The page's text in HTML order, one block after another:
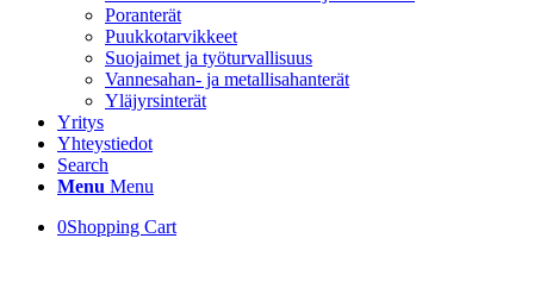
Poranterät
Puukkotarvikkeet
Suojaimet ja työturvallisuus
Vannesahan- ja metallisahanterät
Yläjyrsinterät
Yritys
Yhteystiedot
Search
Menu Menu
0Shopping Cart